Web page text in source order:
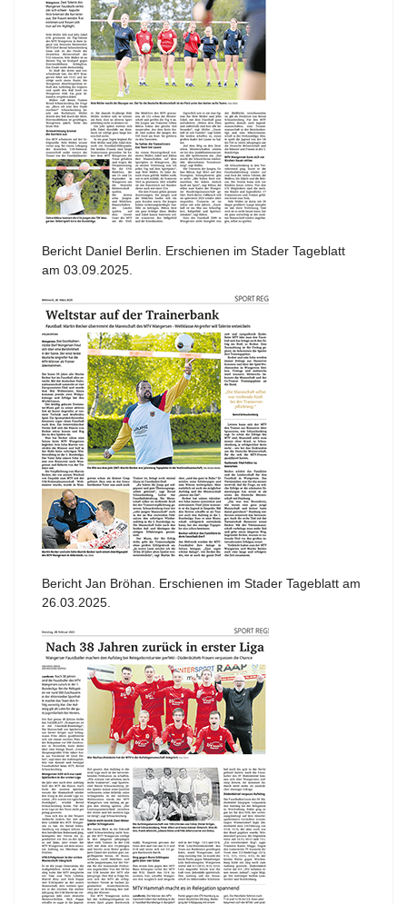
Bericht Daniel Berlin. Erschienen im Stader Tageblatt
am 03.09.2025.
Bericht Jan Bröhan. Erschienen im Stader Tageblatt am
26.03.2025.